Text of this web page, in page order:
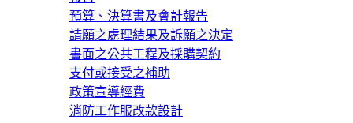
預算、決算書及會計報告
請願之處理結果及訴願之決定
書面之公共工程及採購契約
支付或接受之補助
政策宣導經費
消防工作服改款設計